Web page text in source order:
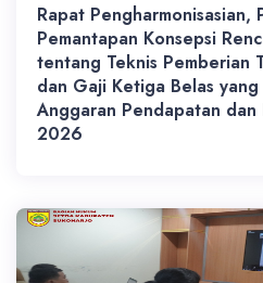
Rapat Pengharmonisasian,
Pemantapan Konsepsi
tentang Teknis Pemberian
dan Gaji Ketiga Belas
Anggaran Pendapatan dan
2026